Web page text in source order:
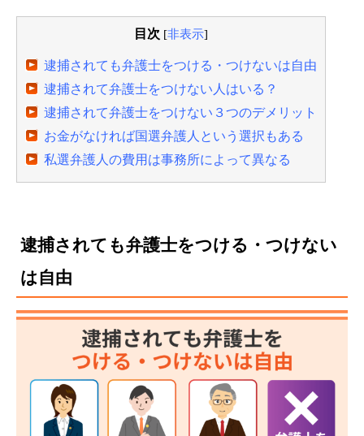
目次 [非表示]
逮捕されても弁護士をつける・つけないは自由
逮捕されて弁護士をつけない人はいる？
逮捕されて弁護士をつけない３つのデメリット
お金がなければ国選弁護人という選択もある
私選弁護人の費用は事務所によって異なる
逮捕されても弁護士をつける・つけない
は自由